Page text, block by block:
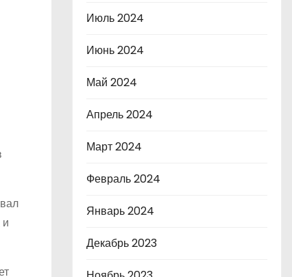
Июль 2024
Июнь 2024
Май 2024
Апрель 2024
Март 2024
Февраль 2024
Январь 2024
Декабрь 2023